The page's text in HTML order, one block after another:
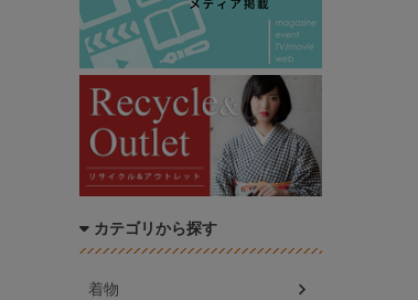
カテゴリから探す
着物